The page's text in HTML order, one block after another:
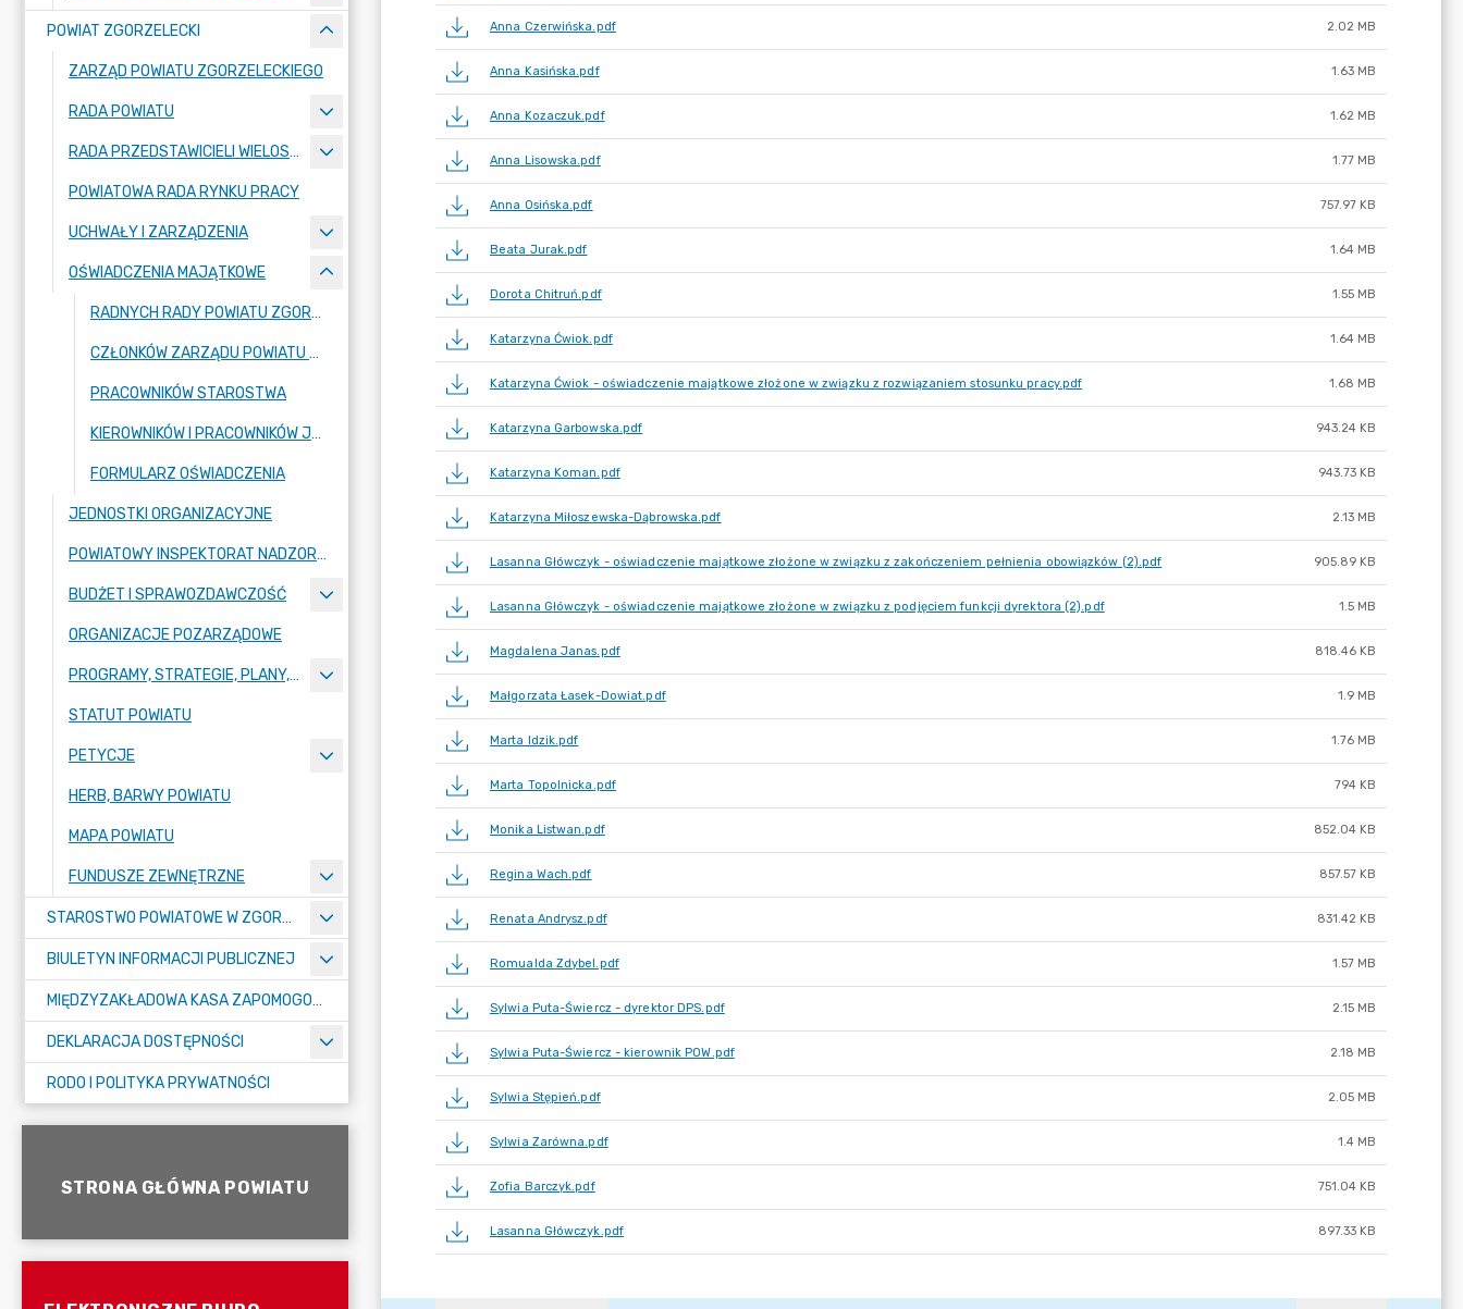
POWIAT ZGORZELECKI
ZARZĄD POWIATU ZGORZELECKIEGO
RADA POWIATU
RADA PRZEDSTAWICIELI WIELOSPECJALISTYCZNEGO ZESPOŁU OPIEKI ZDROWOTNEJ "BOLESŁAWIEC-ZGORZELEC" SAMODZIELNEGO PUBLICZNEGO ZAKŁADU OPIEKI ZDROWOTNEJ
POWIATOWA RADA RYNKU PRACY
UCHWAŁY I ZARZĄDZENIA
OŚWIADCZENIA MAJĄTKOWE
RADNYCH RADY POWIATU ZGORZELECKIEGO
CZŁONKÓW ZARZĄDU POWIATU ZGORZELECKIEGO
PRACOWNIKÓW STAROSTWA
KIEROWNIKÓW I PRACOWNIKÓW JEDNOSTEK ORGANIZACYJNYCH
FORMULARZ OŚWIADCZENIA
JEDNOSTKI ORGANIZACYJNE
POWIATOWY INSPEKTORAT NADZORU BUDOWLANEGO
BUDŻET I SPRAWOZDAWCZOŚĆ
ORGANIZACJE POZARZĄDOWE
PROGRAMY, STRATEGIE, PLANY, RAPORTY
STATUT POWIATU
PETYCJE
HERB, BARWY POWIATU
MAPA POWIATU
FUNDUSZE ZEWNĘTRZNE
STAROSTWO POWIATOWE W ZGORZELCU
BIULETYN INFORMACJI PUBLICZNEJ
MIĘDZYZAKŁADOWA KASA ZAPOMOGOWO-POŻYCZKOWA
DEKLARACJA DOSTĘPNOŚCI
RODO I POLITYKA PRYWATNOŚCI
STRONA GŁÓWNA POWIATU
Anna Czerwińska.pdf 2.02 MB
Anna Kasińska.pdf 1.63 MB
Anna Kozaczuk.pdf 1.62 MB
Anna Lisowska.pdf 1.77 MB
Anna Osińska.pdf 757.97 KB
Beata Jurak.pdf 1.64 MB
Dorota Chitruń.pdf 1.55 MB
Katarzyna Ćwiok.pdf 1.64 MB
Katarzyna Ćwiok - oświadczenie majątkowe złożone w związku z rozwiązaniem stosunku pracy.pdf 1.68 MB
Katarzyna Garbowska.pdf 943.24 KB
Katarzyna Koman.pdf 943.73 KB
Katarzyna Miłoszewska-Dąbrowska.pdf 2.13 MB
Lasanna Główczyk - oświadczenie majątkowe złożone w związku z zakończeniem pełnienia obowiązków (2).pdf 905.89 KB
Lasanna Główczyk - oświadczenie majątkowe złożone w związku z podjęciem funkcji dyrektora (2).pdf 1.5 MB
Magdalena Janas.pdf 818.46 KB
Małgorzata Łasek-Dowiat.pdf 1.9 MB
Marta Idzik.pdf 1.76 MB
Marta Topolnicka.pdf 794 KB
Monika Listwan.pdf 852.04 KB
Regina Wach.pdf 857.57 KB
Renata Andrysz.pdf 831.42 KB
Romualda Zdybel.pdf 1.57 MB
Sylwia Puta-Świercz - dyrektor DPS.pdf 2.15 MB
Sylwia Puta-Świercz - kierownik POW.pdf 2.18 MB
Sylwia Stępień.pdf 2.05 MB
Sylwia Zarówna.pdf 1.4 MB
Zofia Barczyk.pdf 751.04 KB
Lasanna Główczyk.pdf 897.33 KB